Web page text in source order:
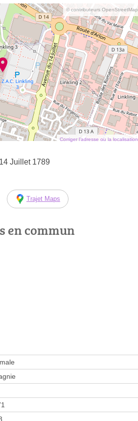
© contributeurs OpenStreetMap
Corriger l’adresse ou la localisation
Juillet 1789
Trajet Maps
en commun